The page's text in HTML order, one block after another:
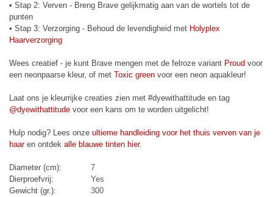
• Stap 2: Verven - Breng Brave gelijkmatig aan van de wortels tot de
punten
• Stap 3: Verzorging - Behoud de levendigheid met Holyplex
Haarverzorging
Wees creatief - je kunt Brave mengen met de felroze variant Proud voor
een neonpaarse kleur, of met Toxic green voor een neon aquakleur!
Laat ons je kleurrijke creaties zien met #dyewithattitude en tag
@dyewithattitude voor een kans om te worden uitgelicht!
Hulp nodig? Lees onze ultieme handleiding voor het thuis verven van je
haaren ontdek alle blauwe tinten hier.
Diameter (cm):
7
Dierproefvrij:
Yes
Gewicht (gr.):
300